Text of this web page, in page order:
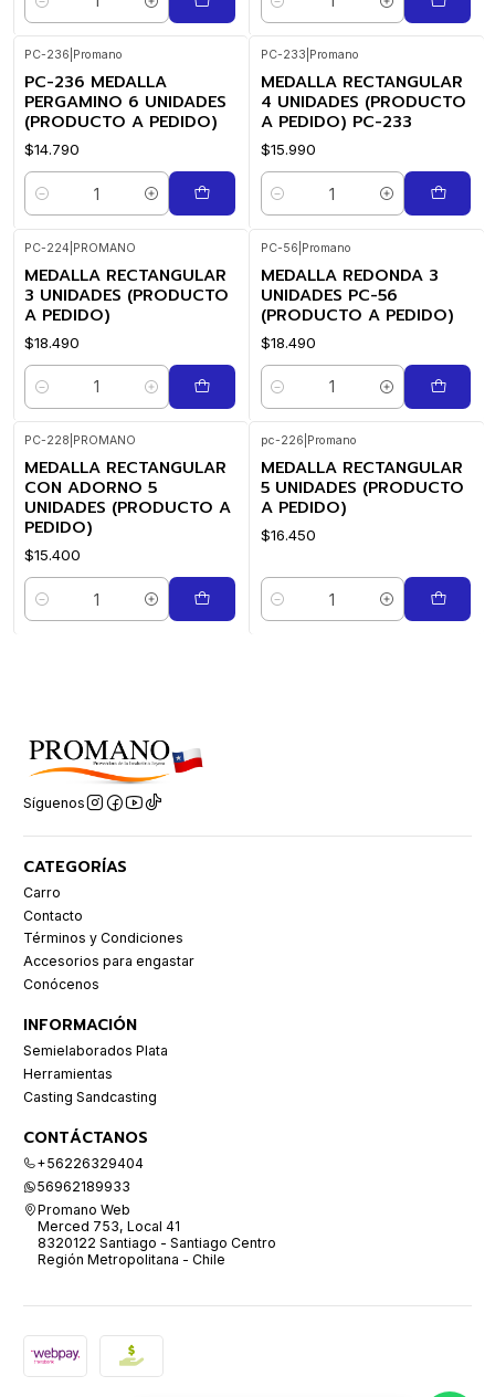
Cantidad Cantidad
PC-236 Promano
PC-236 MEDALLA
PERGAMINO 6 UNIDADES
(PRODUCTO A PEDIDO)
$14.790
Cantidad
PC-233 Promano
MEDALLA RECTANGULAR
4 UNIDADES (PRODUCTO
A PEDIDO) PC-233
$15.990
Cantidad
PC-224 PROMANO
MEDALLA RECTANGULAR
3 UNIDADES (PRODUCTO
A PEDIDO)
$18.490
Cantidad
PC-56 Promano
MEDALLA REDONDA 3
UNIDADES PC-56
(PRODUCTO A PEDIDO)
$18.490
Cantidad
PC-228 PROMANO
MEDALLA RECTANGULAR
CON ADORNO 5
UNIDADES (PRODUCTO A
PEDIDO)
$15.400
Cantidad
pc-226 Promano
MEDALLA RECTANGULAR
5 UNIDADES (PRODUCTO
A PEDIDO)
$16.450
Cantidad
Síguenos
CATEGORÍAS
Carro
Contacto
Términos y Condiciones
Accesorios para engastar
Conócenos
INFORMACIÓN
Semielaborados Plata
Herramientas
Casting Sandcasting
CONTÁCTANOS
+56226329404
56962189933
Promano Web
Merced 753, Local 41
8320122 Santiago - Santiago Centro
Región Metropolitana - Chile